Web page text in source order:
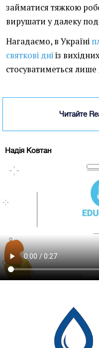
займатися тяжкою
вирушати у далеку
Нагадаємо, в Україні
святкові днііз
стосуватиметься лише
Читайте
Надія Ковтан